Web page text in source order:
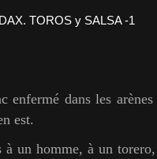
enfermé dans les
est.
à un homme, à un